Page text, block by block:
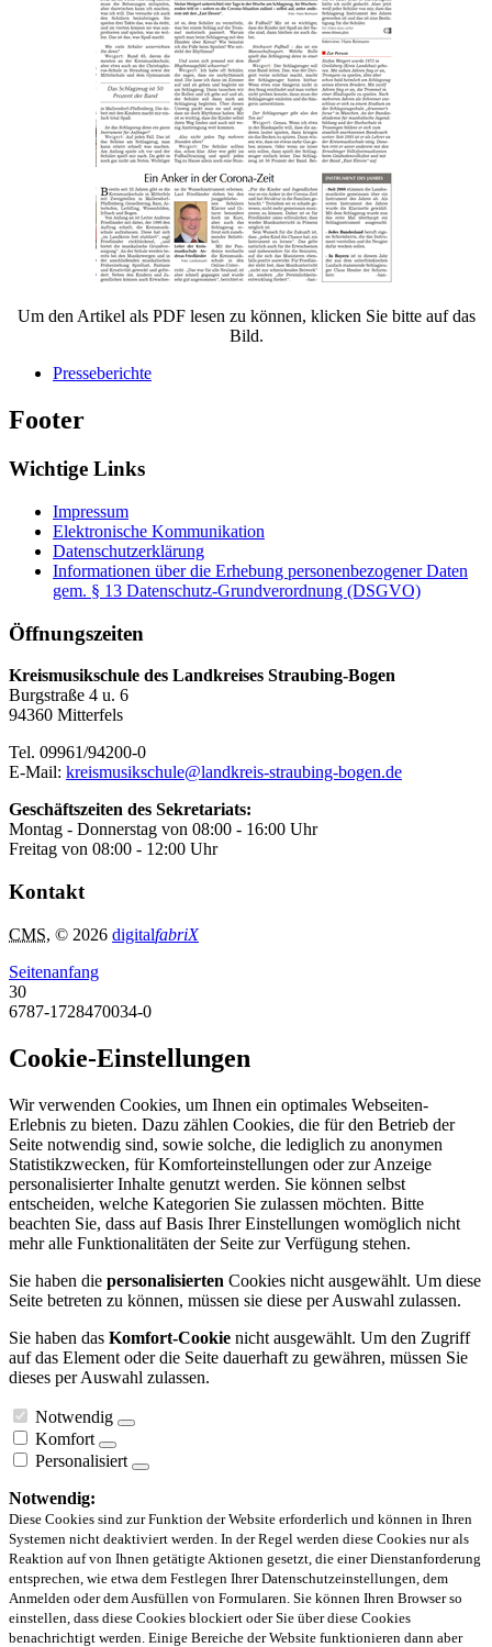
Um den Artikel als PDF lesen zu können, klicken Sie bitte auf das
Bild.
Presseberichte
Footer
Wichtige Links
Impressum
Elektronische Kommunikation
Datenschutzerklärung
Informationen über die Erhebung personenbezogener Daten
gem. § 13 Datenschutz-Grundverordnung (DSGVO)
Öffnungszeiten
Kreismusikschule des Landkreises Straubing-Bogen
Burgstraße 4 u. 6
94360 Mitterfels
Tel. 09961/94200-0
E-Mail: kreismusikschule@landkreis-straubing-bogen.de
Geschäftszeiten des Sekretariats:
Montag - Donnerstag von 08:00 - 16:00 Uhr
Freitag von 08:00 - 12:00 Uhr
Kontakt
CMS, © 2026 digitalfabriX
Seitenanfang
30
6787-1728470034-0
Cookie-Einstellungen
Wir verwenden Cookies, um Ihnen ein optimales Webseiten-
Erlebnis zu bieten. Dazu zählen Cookies, die für den Betrieb der
Seite notwendig sind, sowie solche, die lediglich zu anonymen
Statistikzwecken, für Komforteinstellungen oder zur Anzeige
personalisierter Inhalte genutzt werden. Sie können selbst
entscheiden, welche Kategorien Sie zulassen möchten. Bitte
beachten Sie, dass auf Basis Ihrer Einstellungen womöglich nicht
mehr alle Funktionalitäten der Seite zur Verfügung stehen.
Sie haben die personalisierten Cookies nicht ausgewählt. Um diese
Seite betreten zu können, müssen sie diese per Auswahl zulassen.
Sie haben das Komfort-Cookie nicht ausgewählt. Um den Zugriff
auf das Element oder die Seite dauerhaft zu gewähren, müssen Sie
dieses per Auswahl zulassen.
Notwendig
Komfort
Personalisiert
Notwendig:
Diese Cookies sind zur Funktion der Website erforderlich und können in Ihren
Systemen nicht deaktiviert werden. In der Regel werden diese Cookies nur als
Reaktion auf von Ihnen getätigte Aktionen gesetzt, die einer Dienstanforderung
entsprechen, wie etwa dem Festlegen Ihrer Datenschutzeinstellungen, dem
Anmelden oder dem Ausfüllen von Formularen. Sie können Ihren Browser so
einstellen, dass diese Cookies blockiert oder Sie über diese Cookies
benachrichtigt werden. Einige Bereiche der Website funktionieren dann aber